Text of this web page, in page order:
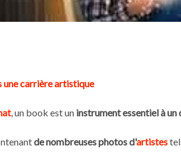
une carrière artistique
, un book est un instrument essentiel à un
de nombreuses photos d'artistes